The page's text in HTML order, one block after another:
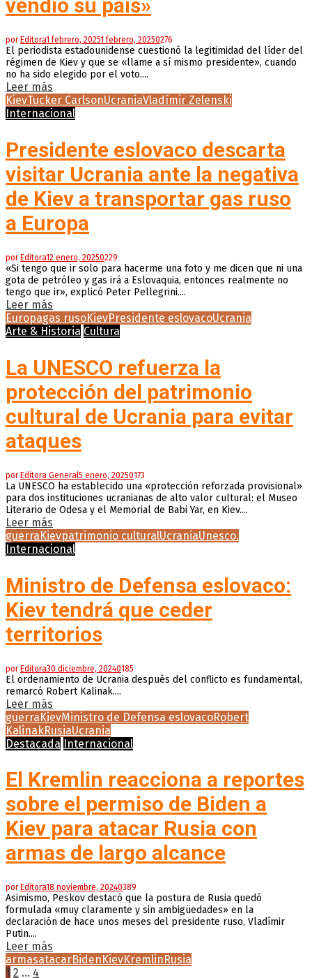
vendió su país»
por Editora1 febrero, 20251 febrero, 20250276
El periodista estadounidense cuestionó la legitimidad del líder del
régimen de Kiev y que se «llame a sí mismo presidente», cuando
no ha sido elegido por el voto....
Leer más
KievTucker CarlsonUcraniaVladímir Zelenski
Internacional
Presidente eslovaco descarta
visitar Ucrania ante la negativa
de Kiev a transportar gas ruso
a Europa
por Editora12 enero, 20250229
«Si tengo que ir solo para hacerme una foto y me dicen que ni una
gota de petróleo y gas irá a Eslovaquia, entonces realmente no
tengo que ir», explicó Peter Pellegrini....
Leer más
Europagas rusoKievPresidente eslovacoUcrania
Arte & Historia Cultura
La UNESCO refuerza la
protección del patrimonio
cultural de Ucrania para evitar
ataques
porEditora General5 enero, 20250173
La UNESCO ha establecido una «protección reforzada provisional»
para dos instituciones ucranianas de alto valor cultural: el Museo
Literario de Odesa y el Memorial de Babi Yar, en Kiev....
Leer más
guerraKievpatrimonio culturalUcraniaUnesco.
Internacional
Ministro de Defensa eslovaco:
Kiev tendrá que ceder
territorios
porEditora30 diciembre, 20240185
El ordenamiento de Ucrania después del conflicto es fundamental,
remarcó Robert Kalinak....
Leer más
guerraKievMinistro de Defensa eslovacoRobert
KalinakRusiaUcrania
Destacada Internacional
El Kremlin reacciona a reportes
sobre el permiso de Biden a
Kiev para atacar Rusia con
armas de largo alcance
por Editora18 noviembre, 20240389
Asimismo, Peskov destacó que la postura de Rusia quedó
formulada «muy claramente y sin ambigüedades» en la
declaración de hace unos meses del presidente ruso, Vladímir
Putin....
Leer más
armasatacarBiden KievKremlin Rusia
1 2 … 4